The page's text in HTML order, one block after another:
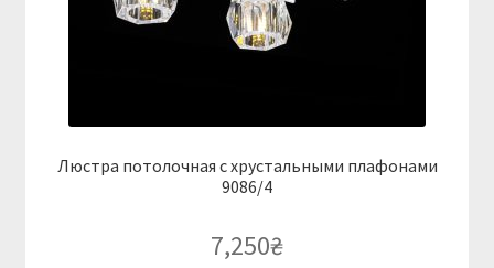
Люстра потолочная с хрустальными плафонами
9086/4
7,250₴